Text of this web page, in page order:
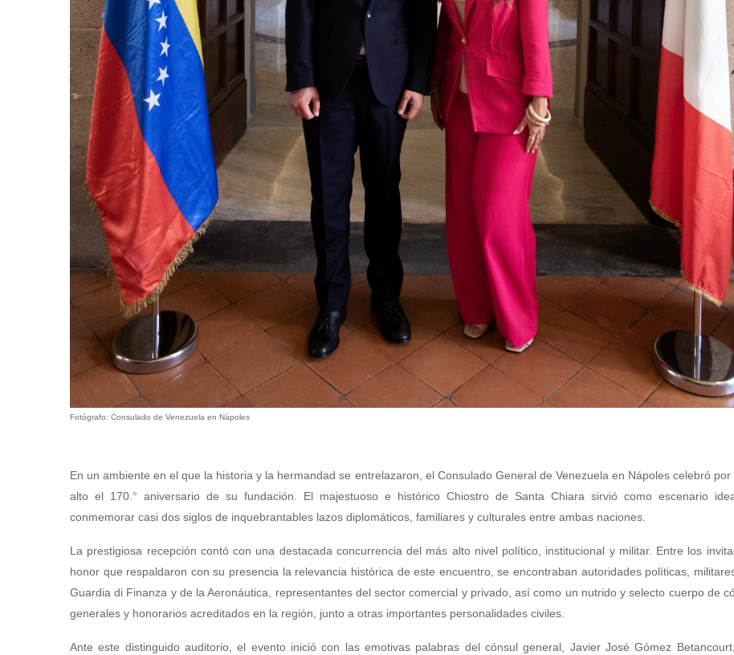
Fotógrafo: Consulado de Venezuela en Nápoles
En un ambiente en el que la historia y la hermandad se entrelazaron, el Consulado General de Venezuela en Nápoles celebró por
alto el 170.° aniversario de su fundación. El majestuoso e histórico Chiostro de Santa Chiara sirvió como escenario
conmemorar casi dos siglos de inquebrantables lazos diplomáticos, familiares y culturales entre ambas naciones.
La prestigiosa recepción contó con una destacada concurrencia del más alto nivel político, institucional y militar. Entre los
honor que respaldaron con su presencia la relevancia histórica de este encuentro, se encontraban autoridades políticas,
Guardia di Finanza y de la Aeronáutica, representantes del sector comercial y privado, así como un nutrido y selecto cuerpo de
generales y honorarios acreditados en la región, junto a otras importantes personalidades civiles.
Ante este distinguido auditorio, el evento inició con las emotivas palabras del cónsul general, Javier José Gómez